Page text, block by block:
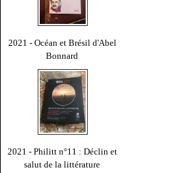
2021 - Océan et Brésil d'Abel
Bonnard
2021 - Philitt n°11 : Déclin et
salut de la littérature